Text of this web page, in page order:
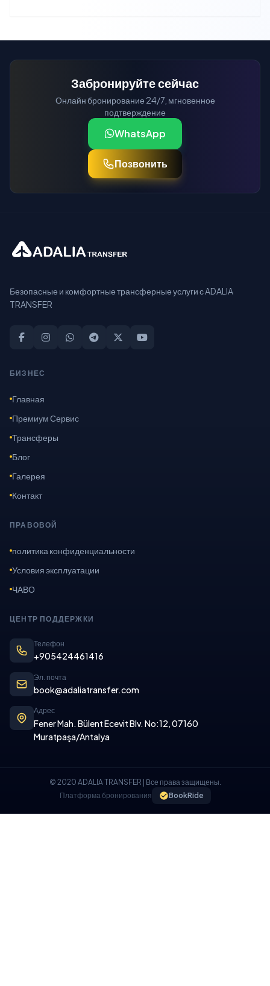
Забронируйте сейчас
Онлайн бронирование 24/7, мгновенное
подтверждение
WhatsApp
Позвонить
Безопасные и комфортные трансферные услуги с ADALIA
TRANSFER
БИЗНЕС
Главная
Премиум Сервис
Трансферы
Блог
Галерея
Контакт
ПРАВОВОЙ
политика конфиденциальности
Условия эксплуатации
ЧАВО
ЦЕНТР ПОДДЕРЖКИ
Телефон
+905424461416
Эл. почта
book@adaliatransfer.com
Адрес
Fener Mah. Bülent Ecevit Blv. No:12, 07160
Muratpaşa/Antalya
© 2020 ADALIA TRANSFER | Все права защищены.
Платформа бронирования
BookRide